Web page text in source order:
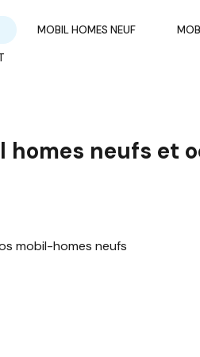
MOBIL HOMES NEUF
homes neufs et
mobil-homes neufs